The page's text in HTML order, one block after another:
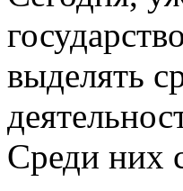
выделять
Среди них